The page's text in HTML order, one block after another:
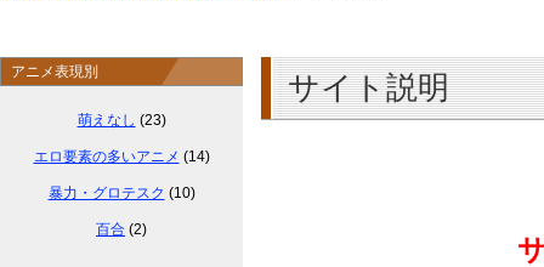
サイト説明
アニメ表現別
萌えなし (23)
エロ要素の多いアニメ (14)
暴力・グロテスク (10)
百合 (2)